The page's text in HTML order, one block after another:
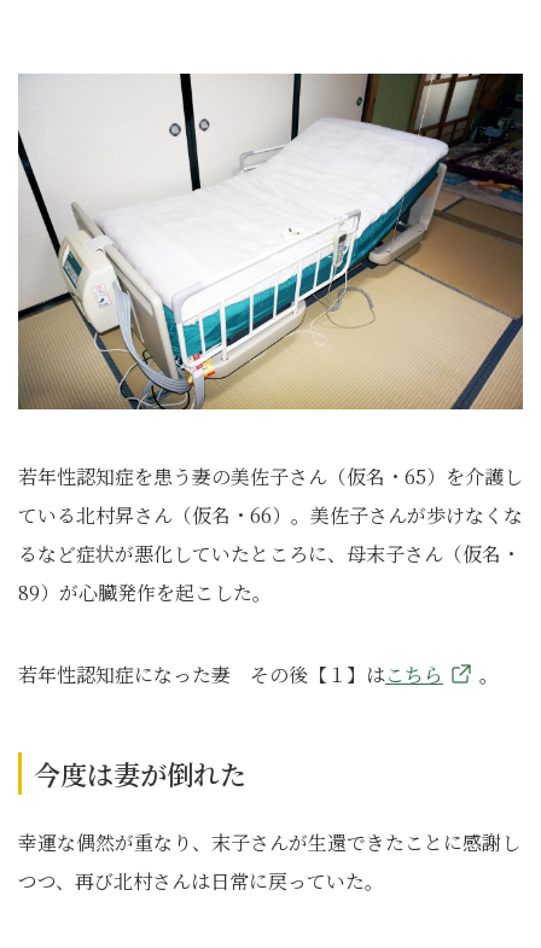
若年性認知症を患う妻の美佐子さん（仮名・65）を介護し
ている北村昇さん（仮名・66）。美佐子さんが歩けなくな
るなど症状が悪化していたところに、母末子さん（仮名・
89）が心臓発作を起こした。
若年性認知症になった妻 その後【１】はこちら 。
今度は妻が倒れた
幸運な偶然が重なり、末子さんが生還できたことに感謝し
つつ、再び北村さんは日常に戻っていた。